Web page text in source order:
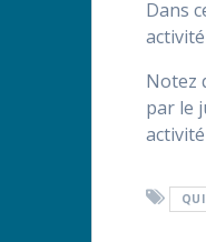
Dans
Notez
par le